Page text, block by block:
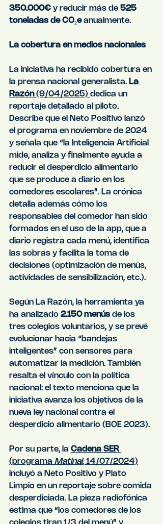
350.000€ y reducir más de 525
toneladas de CO₂e anualmente.
La cobertura en medios nacionales
La iniciativa ha recibido cobertura en
la prensa nacional generalista. La
Razón (9/04/2025) dedica un
reportaje detallado al piloto.
Describe que el Neto Positivo lanzó
el programa en noviembre de 2024
y señala que “la Inteligencia Artificial
mide, analiza y finalmente ayuda a
reducir el desperdicio alimentario
que se produce a diario en los
comedores escolares”. La crónica
detalla además cómo los
responsables del comedor han sido
formados en el uso de la app, que a
diario registra cada menú, identifica
las sobras y facilita la toma de
decisiones (optimización de menús,
actividades de sensibilización, etc.).
Según La Razón, la herramienta ya
ha analizado 2.150 menús de los
tres colegios voluntarios, y se prevé
evolucionar hacia “bandejas
inteligentes” con sensores para
automatizar la medición. También
resalta el vínculo con la política
nacional: el texto menciona que la
iniciativa avanza los objetivos de la
nueva ley nacional contra el
desperdicio alimentario (BOE 2023).
Por su parte, la Cadena SER
(programa Matinal, 14/07/2024)
incluyó a Neto Positivo y Plato
Limpio en un reportaje sobre comida
desperdiciada. La pieza radiofónica
estima que “los comedores de los